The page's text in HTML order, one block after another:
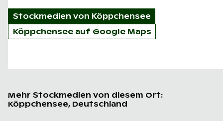
Stockmedien von Köppchensee
Köppchensee auf Google Maps
Mehr Stockmedien von diesem Ort:
Köppchensee, Deutschland